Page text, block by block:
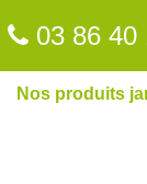
03 86 40
Nos produits